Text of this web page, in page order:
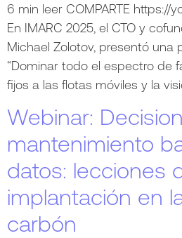
6 min leer COMPARTE https://
En IMARC 2025, el CTO y
Michael Zolotov, presentó una
“Dominar todo el espectro de
fijos a las flotas móviles y la
Webinar:
mantenimiento
datos: lecciones
implantación en
carbón